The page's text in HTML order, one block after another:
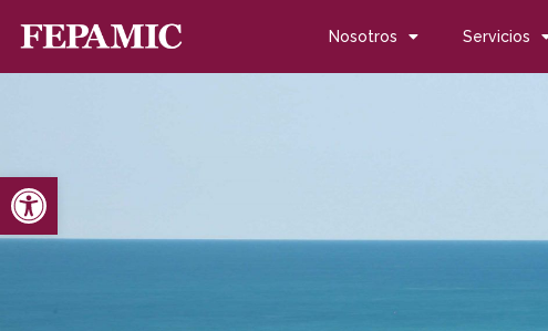
Abrir barra de herramientas
Nosotros Servicios